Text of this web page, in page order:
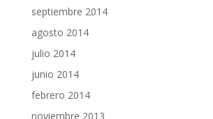
septiembre 2014
agosto 2014
julio 2014
junio 2014
febrero 2014
noviembre 2013